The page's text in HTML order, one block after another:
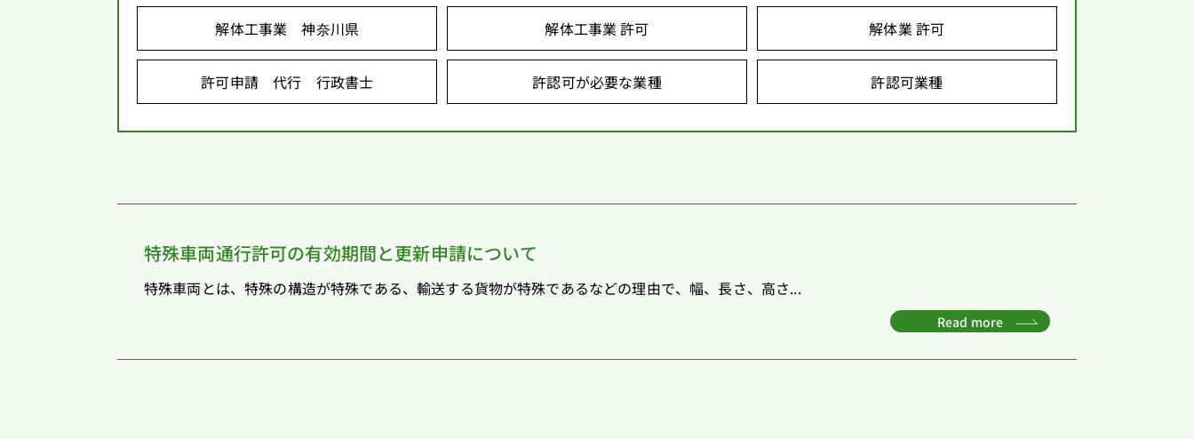
解体工事業 神奈川県 解体工事業 許可 解体業 許可
許可申請 代行 行政書士 許認可が必要な業種 許認可業種
特殊車両通行許可の有効期間と更新申請について
特殊車両とは、特殊の構造が特殊である、輸送する貨物が特殊であるなどの理由で、幅、長さ、高さ...
Read more